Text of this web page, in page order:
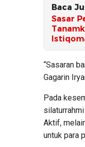
Baca
Sasar
“Sasaran
Gagarin
Pada
Aktif,
untuk para